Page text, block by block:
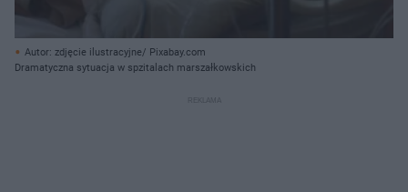
Autor: zdjęcie ilustracyjne/ Pixabay.com
Dramatyczna sytuacja w spzitalach marszałkowskich